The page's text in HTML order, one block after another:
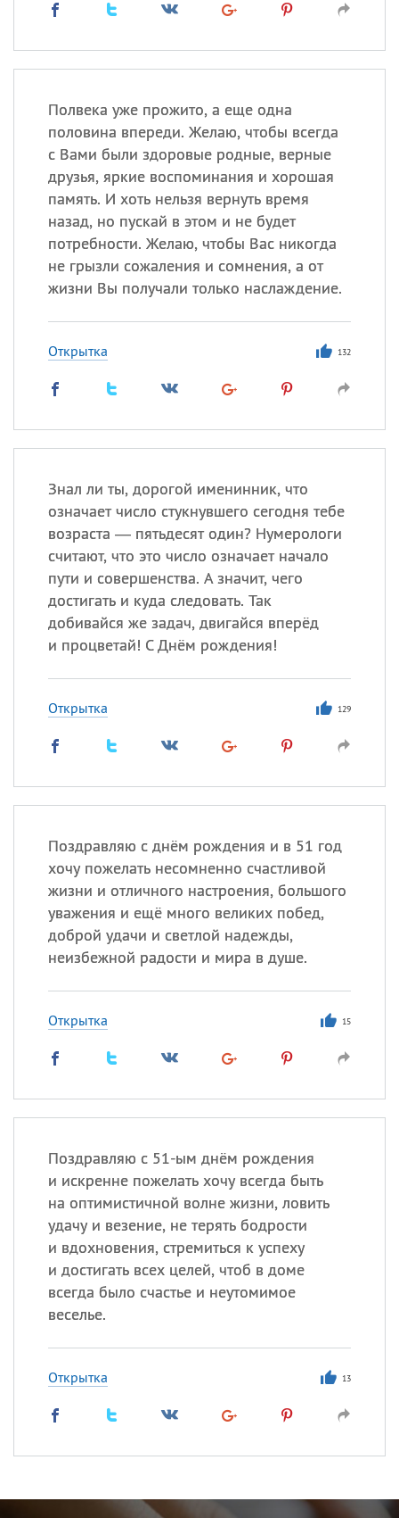
Полвека уже прожито, а еще одна
половина впереди. Желаю, чтобы всегда
с Вами были здоровые родные, верные
друзья, яркие воспоминания и хорошая
память. И хоть нельзя вернуть время
назад, но пускай в этом и не будет
потребности. Желаю, чтобы Вас никогда
не грызли сожаления и сомнения, а от
жизни Вы получали только наслаждение.
Открытка 132
Знал ли ты, дорогой именинник, что
означает число стукнувшего сегодня тебе
возраста — пятьдесят один? Нумерологи
считают, что это число означает начало
пути и совершенства. А значит, чего
достигать и куда следовать. Так
добивайся же задач, двигайся вперёд
и процветай! С Днём рождения!
Открытка 129
Поздравляю с днём рождения и в 51 год
хочу пожелать несомненно счастливой
жизни и отличного настроения, большого
уважения и ещё много великих побед,
доброй удачи и светлой надежды,
неизбежной радости и мира в душе.
Открытка 15
Поздравляю с 51-ым днём рождения
и искренне пожелать хочу всегда быть
на оптимистичной волне жизни, ловить
удачу и везение, не терять бодрости
и вдохновения, стремиться к успеху
и достигать всех целей, чтоб в доме
всегда было счастье и неутомимое
веселье.
Открытка 13